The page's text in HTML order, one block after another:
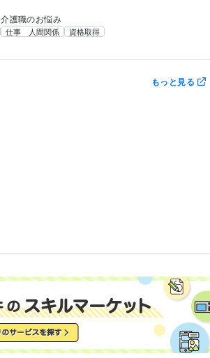
介護職のお悩み
仕事 人間関係 資格取得
もっと見る